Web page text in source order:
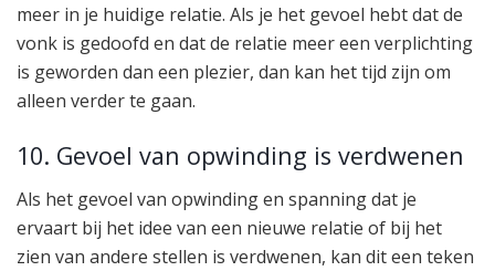
meer in je huidige relatie. Als je het gevoel hebt dat de
vonk is gedoofd en dat de relatie meer een verplichting
is geworden dan een plezier, dan kan het tijd zijn om
alleen verder te gaan.
10. Gevoel van opwinding is verdwenen
Als het gevoel van opwinding en spanning dat je
ervaart bij het idee van een nieuwe relatie of bij het
zien van andere stellen is verdwenen, kan dit een teken